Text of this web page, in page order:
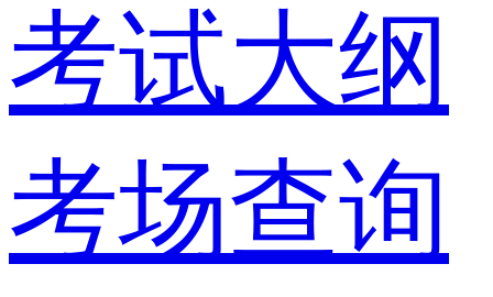
考试大纲
考场查询